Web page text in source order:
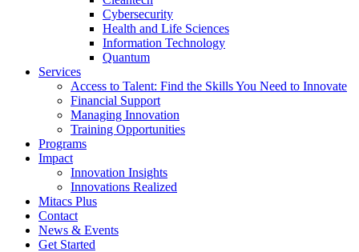
Cybersecurity
Health and Life Sciences
Information Technology
Quantum
Services
Access to Talent: Find the Skills You Need to Innovate
Financial Support
Managing Innovation
Training Opportunities
Programs
Impact
Innovation Insights
Innovations Realized
Mitacs Plus
Contact
News & Events
Get Started